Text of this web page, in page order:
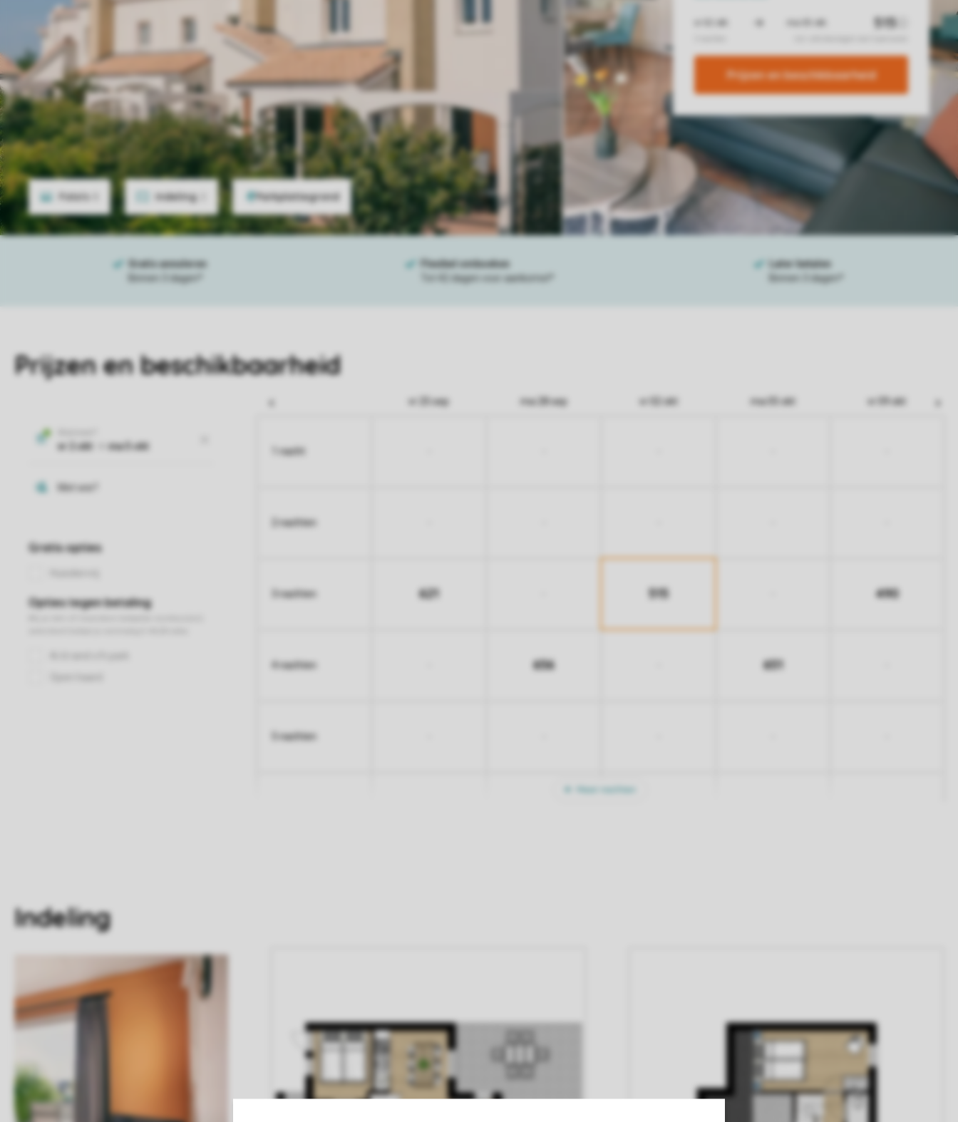
Foto's Indeling
Prijzen en beschikbaarheid
Prijzen en beschikbaarheid
vr 25 sep ma 28 sep vr 02 okt ma 05 okt vr 09 okt
1 nacht
2 nachten
3 nachten 621 515 490
4 nachten 656 651
5 nachten
Indeling